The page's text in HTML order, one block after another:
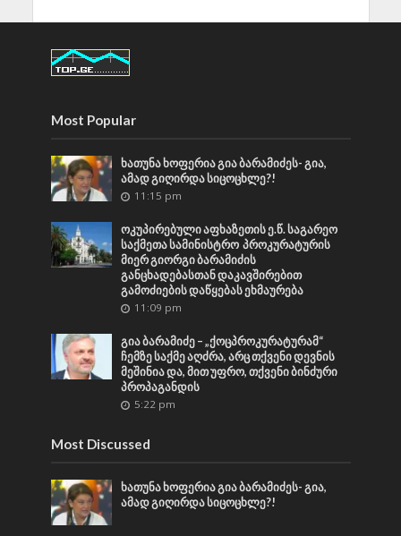
Most Popular
ხათუნა ხოფერია გია ბარამიძეს- გია,
ამად გიღირდა სიცოცხლე?!
11:15 pm
ოკუპირებული აფხაზეთის ე.წ. საგარეო
საქმეთა სამინისტრო პროკურატურის
მიერ გიორგი ბარამიძის
განცხადებასთან დაკავშირებით
გამოძიების დაწყებას ეხმაურება
11:09 pm
გია ბარამიძე – „ქოცპროკურატურამ“
ჩემზე საქმე აღძრა, არც თქვენი დევნის
მეშინია და, მით უფრო, თქვენი ბინძური
პროპაგანდის
5:22 pm
Most Discussed
ხათუნა ხოფერია გია ბარამიძეს- გია,
ამად გიღირდა სიცოცხლე?!